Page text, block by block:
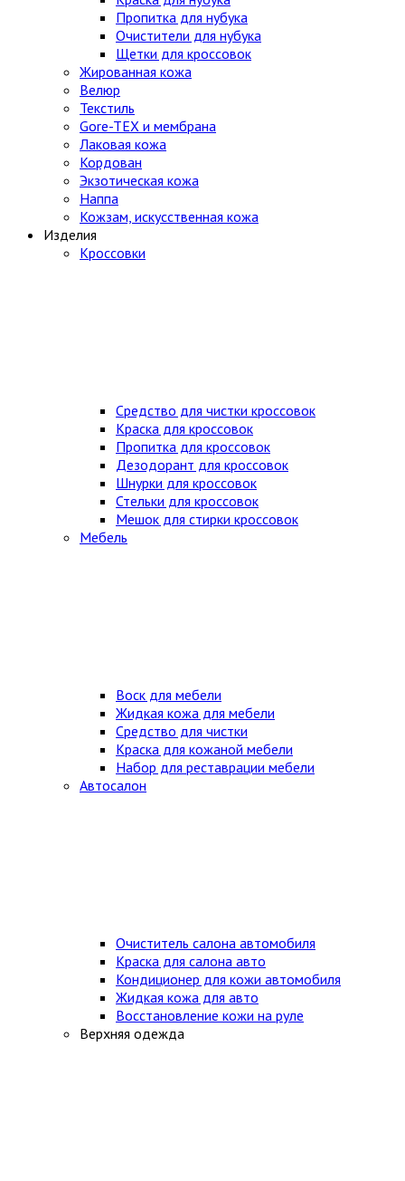
Пропитка для нубука
Очистители для нубука
Щетки для кроссовок
Жированная кожа
Велюр
Текстиль
Gore-TEX и мембрана
Лаковая кожа
Кордован
Экзотическая кожа
Наппа
Кожзам, искусственная кожа
Изделия
Кроссовки
Средство для чистки кроссовок
Краска для кроссовок
Пропитка для кроссовок
Дезодорант для кроссовок
Шнурки для кроссовок
Стельки для кроссовок
Мешок для стирки кроссовок
Мебель
Воск для мебели
Жидкая кожа для мебели
Средство для чистки
Краска для кожаной мебели
Набор для реставрации мебели
Автосалон
Очиститель салона автомобиля
Краска для салона авто
Кондиционер для кожи автомобиля
Жидкая кожа для авто
Восстановление кожи на руле
Верхняя одежда